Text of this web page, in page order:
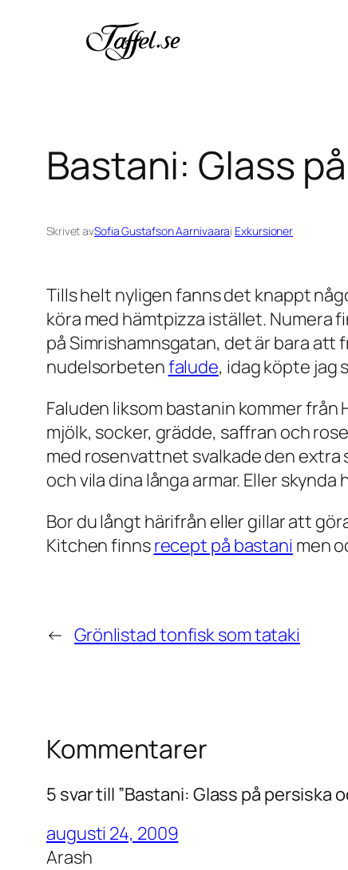
Bastani: Glass
Skrivet avSofia Gustafson Aarnivaarai Exkursioner
Tills helt nyligen fanns det knappt
köra med hämtpizza istället. Numera
på Simrishamnsgatan, det är bara att
nudelsorbetenfalude, idag köpte jag
Faluden liksom bastanin kommer
mjölk, socker, grädde, saffran och
med rosenvattnet svalkade den extra
och vila dina långa armar. Eller
Bor du långt härifrån eller gillar att
Kitchen finnsrecept på bastani men
← Grönlistad tonfisk som tataki
Kommentarer
5 svar till ”Bastani: Glass på persiska
augusti 24, 2009
Arash